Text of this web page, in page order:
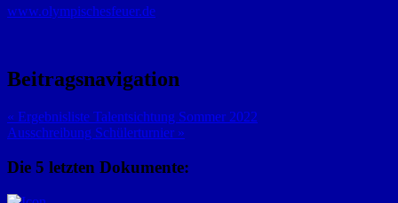
www.olympischesfeuer.de
Beitragsnavigation
« Ergebnisliste Talentsichtung Sommer 2022
Ausschreibung Schülerturnier »
Die 5 letzten Dokumente: